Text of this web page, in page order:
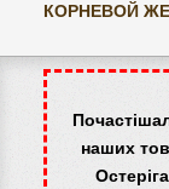
КОРНЕВОЙ
наших